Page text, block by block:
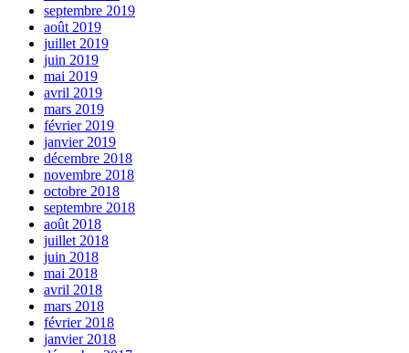
septembre 2019
août 2019
juillet 2019
juin 2019
mai 2019
avril 2019
mars 2019
février 2019
janvier 2019
décembre 2018
novembre 2018
octobre 2018
septembre 2018
août 2018
juillet 2018
juin 2018
mai 2018
avril 2018
mars 2018
février 2018
janvier 2018